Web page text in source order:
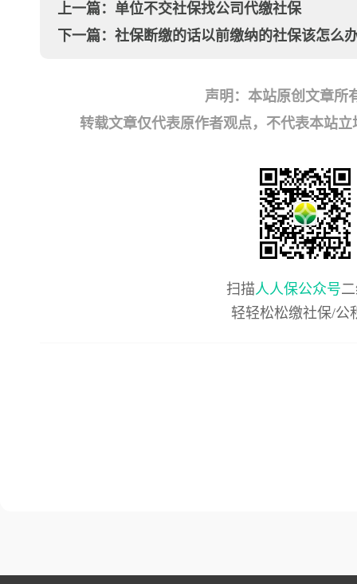
上一篇： 单位不交社保找公司代缴社保
下一篇： 社保断缴的话以前缴纳的社保该怎么
声明：本站原创文章所
转载文章仅代表原作者观点，不代表本站
扫描人人保公众号
轻轻松松缴社保/公